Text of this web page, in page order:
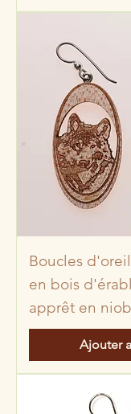
Boucles
en bois
apprêt en
Ajouter